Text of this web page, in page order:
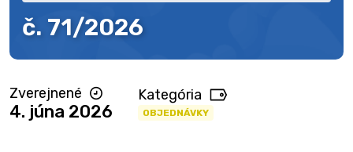
č. 71/2026
Zverejnené
4. júna 2026
Kategória
OBJEDNÁVKY